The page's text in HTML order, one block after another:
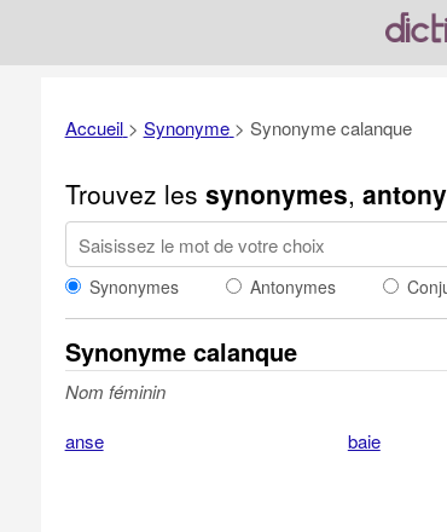
Accueil > Synonyme > Synonyme calanque
Trouvez les synonymes,
Synonymes Antonymes
Synonyme calanque
Nom féminin
anse
baie